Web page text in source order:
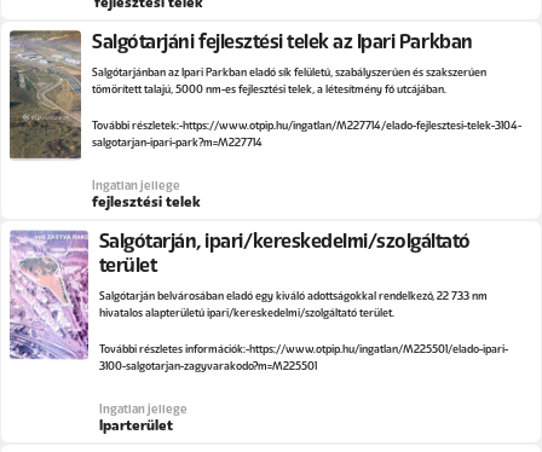
Salgótarjáni fejlesztési telek az Ipari Parkban
Salgótarjánban az Ipari Parkban eladó sík felületű, szabályszerűen és szakszerűen
tömörített talajú, 5000 nm-es fejlesztési telek, a létesítmény fő utcájában.
További részletek:https://www.otpip.hu/ingatlan/M227714/elado-fejlesztesi-telek-3104-
salgotarjan-ipari-park?m=M227714
Ingatlan jellege
fejlesztési telek
Salgótarján, ipari/kereskedelmi/szolgáltató
terület
Salgótarján belvárosában eladó egy kiváló adottságokkal rendelkező, 22 733 nm
hivatalos alapterületű ipari/kereskedelmi/szolgáltató terület.
További részletes információk:https://www.otpip.hu/ingatlan/M225501/elado-ipari-
3100-salgotarjan-zagyvarakodo?m=M225501
Ingatlan jellege
Iparterület